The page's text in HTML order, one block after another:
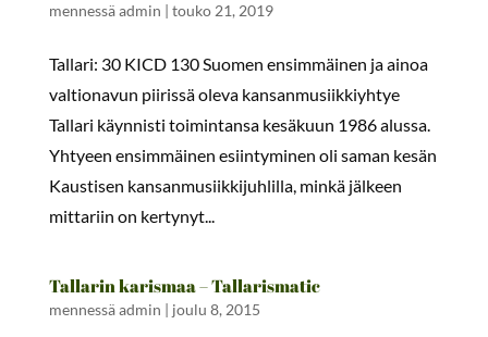
mennessäadmin | touko 21, 2019
Tallari: 30 KICD 130 Suomen ensimmäinen ja ainoa
valtionavun piirissä oleva kansanmusiikkiyhtye
Tallari käynnisti toimintansa kesäkuun 1986 alussa.
Yhtyeen ensimmäinen esiintyminen oli saman kesän
Kaustisen kansanmusiikkijuhlilla, minkä jälkeen
mittariin on kertynyt...
Tallarin karismaa – Tallarismatic
mennessäadmin | joulu 8, 2015